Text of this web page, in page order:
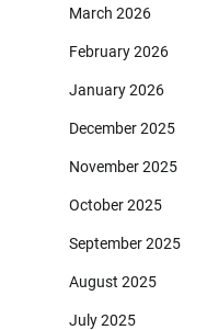
March 2026
February 2026
January 2026
December 2025
November 2025
October 2025
September 2025
August 2025
July 2025